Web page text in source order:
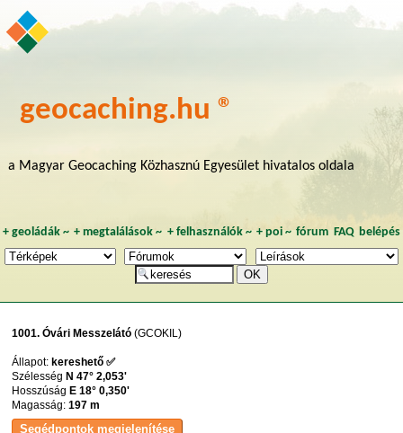
geocaching.hu ®
a Magyar Geocaching Közhasznú Egyesület hivatalos oldala
+ geoládák~ +megtalálások ~ + felhasználók~ + poi~ fórum FAQ belépés
1001. Óvári Messzelátó (GCOKIL)
Állapot: kereshető ✅
Szélesség N 47° 2,053'
Hosszúság E 18° 0,350'
Magasság:197 m